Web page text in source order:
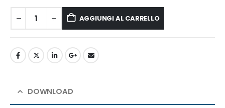
AGGIUNGI AL CARRELLO
DOWNLOAD